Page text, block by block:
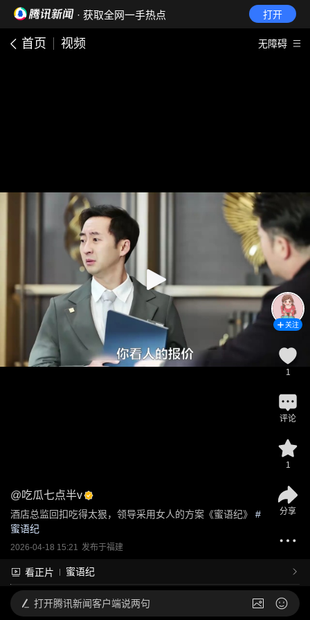
· 获取全网一手热点 打开
首页 视频 无障碍
@吃瓜七点半v
酒店总监回扣吃得太狠，领导采用女人的方案《蜜语纪》
#
蜜语纪
2026-04-18 15:21 发布于福建
看正片 蜜语纪
关注
1
评论
1
分享
打开腾讯新闻客户端说两句